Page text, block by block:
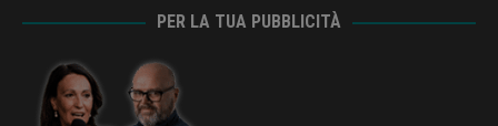
PER LA TUA PUBBLICITÀ